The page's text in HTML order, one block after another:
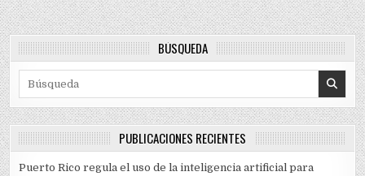
BÚSQUEDA
PUBLICACIONES RECIENTES
Puerto Rico regula el uso de la inteligencia artificial para